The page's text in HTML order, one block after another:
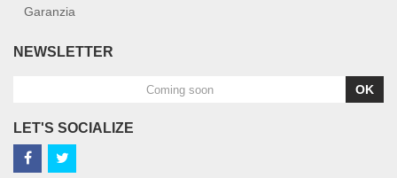
Garanzia
NEWSLETTER
OK
LET'S SOCIALIZE